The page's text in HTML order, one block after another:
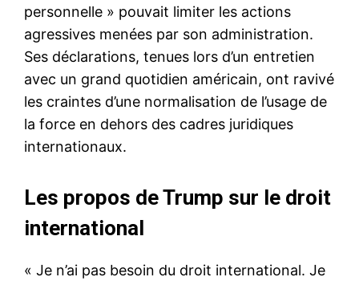
personnelle » pouvait limiter les actions
agressives menées par son administration.
Ses déclarations, tenues lors d’un entretien
avec un grand quotidien américain, ont ravivé
les craintes d’une normalisation de l’usage de
la force en dehors des cadres juridiques
internationaux.
Les propos de Trump sur le droit
international
« Je n’ai pas besoin du droit international. Je